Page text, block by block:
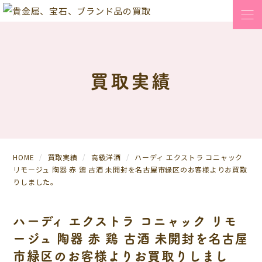
買取実績
HOME 買取実績 高級洋酒
ハーディ エクストラ コニャック
リモージュ 陶器 赤 鶏 古酒 未開封を名古屋市緑区のお客様よりお買取
りしました。
ハーディ エクストラ コニャック リモ
ージュ 陶器 赤 鶏 古酒 未開封を名古屋
市緑区のお客様よりお買取りしまし